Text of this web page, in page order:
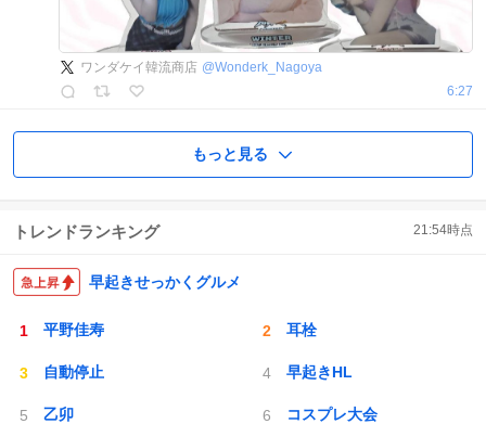
ワンダケイ韓流商店 @Wonderk_Nagoya
6:27
もっと見る
トレンドランキング 21:54時点
早起きせっかくグルメ
平野佳寿 耳栓
自動停止 早起きHL
乙卯 コスプレ大会